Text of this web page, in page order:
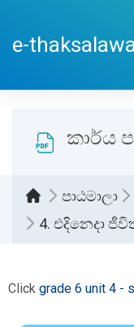
e-
කාර්ය
පාඨමාලා
4. එදිනෙදා
Click grade 6 unit 4 -